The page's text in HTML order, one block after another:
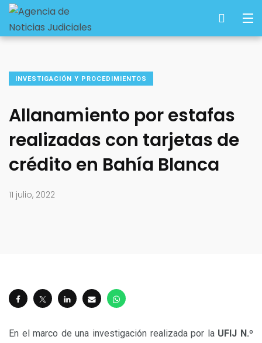
INVESTIGACIÓN Y PROCEDIMIENTOS
Allanamiento por estafas
realizadas con tarjetas de
crédito en Bahía Blanca
11 julio, 2022
En el marco de una investigación realizada por laUFIJ N.º